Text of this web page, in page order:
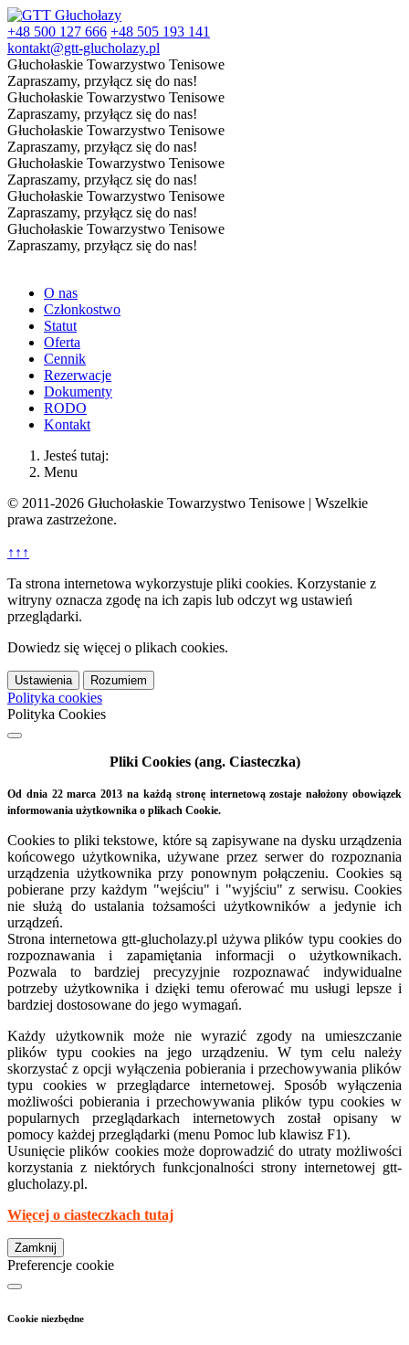
+48 500 127 666 +48 505 193 141
kontakt@gtt-glucholazy.pl
Głuchołaskie Towarzystwo Tenisowe
Zapraszamy, przyłącz się do nas!
Głuchołaskie Towarzystwo Tenisowe
Zapraszamy, przyłącz się do nas!
Głuchołaskie Towarzystwo Tenisowe
Zapraszamy, przyłącz się do nas!
Głuchołaskie Towarzystwo Tenisowe
Zapraszamy, przyłącz się do nas!
Głuchołaskie Towarzystwo Tenisowe
Zapraszamy, przyłącz się do nas!
Głuchołaskie Towarzystwo Tenisowe
Zapraszamy, przyłącz się do nas!
O nas
Członkostwo
Statut
Oferta
Cennik
Rezerwacje
Dokumenty
RODO
Kontakt
Jesteś tutaj:
Menu
© 2011-2026 Głuchołaskie Towarzystwo Tenisowe | Wszelkie
prawa zastrzeżone.
↑↑↑
Ta strona internetowa wykorzystuje pliki cookies. Korzystanie z
witryny oznacza zgodę na ich zapis lub odczyt wg ustawień
przeglądarki.
Dowiedz się więcej o plikach cookies.
Ustawienia Rozumiem
Polityka cookies
Polityka Cookies
Pliki Cookies (ang. Ciasteczka)
Od dnia 22 marca 2013 na każdą stronę internetową zostaje nałożony obowiązek
informowania użytkownika o plikach Cookie.
Cookies to pliki tekstowe, które są zapisywane na dysku urządzenia
końcowego użytkownika, używane przez serwer do rozpoznania
urządzenia użytkownika przy ponownym połączeniu. Cookies są
pobierane przy każdym "wejściu" i "wyjściu" z serwisu. Cookies
nie służą do ustalania tożsamości użytkowników a jedynie ich
urządzeń.
Strona internetowa gtt-glucholazy.pl używa plików typu cookies do
rozpoznawania i zapamiętania informacji o użytkownikach.
Pozwala to bardziej precyzyjnie rozpoznawać indywidualne
potrzeby użytkownika i dzięki temu oferować mu usługi lepsze i
bardziej dostosowane do jego wymagań.
Każdy użytkownik może nie wyrazić zgody na umieszczanie
plików typu cookies na jego urządzeniu. W tym celu należy
skorzystać z opcji wyłączenia pobierania i przechowywania plików
typu cookies w przeglądarce internetowej. Sposób wyłączenia
możliwości pobierania i przechowywania plików typu cookies w
popularnych przeglądarkach internetowych został opisany w
pomocy każdej przeglądarki (menu Pomoc lub klawisz F1).
Usunięcie plików cookies może doprowadzić do utraty możliwości
korzystania z niektórych funkcjonalności strony internetowej gtt-
glucholazy.pl.
Więcej o ciasteczkach tutaj
Zamknij
Preferencje cookie
Cookie niezbędne